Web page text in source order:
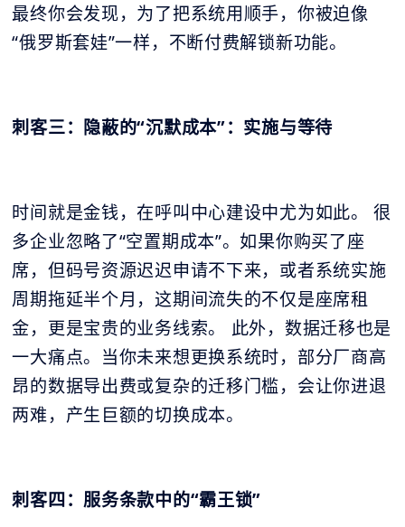
最终你会发现，为了把系统用顺手，你被迫像
“俄罗斯套娃”一样，不断付费解锁新功能。
刺客三：隐蔽的“沉默成本”：实施与等待
时间就是金钱，在呼叫中心建设中尤为如此。 很
多企业忽略了“空置期成本”。如果你购买了座
席，但码号资源迟迟申请不下来，或者系统实施
周期拖延半个月，这期间流失的不仅是座席租
金，更是宝贵的业务线索。 此外，数据迁移也是
一大痛点。当你未来想更换系统时，部分厂商高
昂的数据导出费或复杂的迁移门槛，会让你进退
两难，产生巨额的切换成本。
刺客四：服务条款中的“霸王锁”